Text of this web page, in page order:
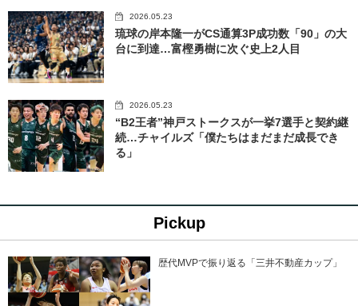
2026.05.23
琉球の岸本隆一がCS通算3P成功数「90」の大
台に到達…富樫勇樹に次ぐ史上2人目
2026.05.23
“B2王者”神戸ストークスが一挙7選手と契約継
続…チャイルズ「僕たちはまだまだ成長でき
る」
Pickup
歴代MVPで振り返る「三井不動産カップ」